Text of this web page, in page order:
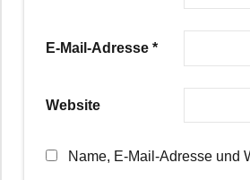
E-Mail-Adresse *
Website
Name, E-Mail-Adresse und